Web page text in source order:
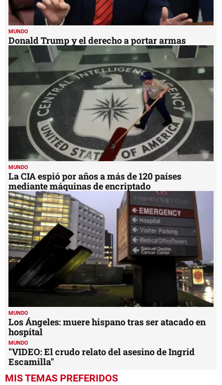
MUNDO
Donald Trump y el derecho a portar armas
MUNDO
La CIA espió por años a más de 120 países
mediante máquinas de encriptado
MUNDO
Los Ángeles: muere hispano tras ser atacado en
hospital
MUNDO
"VIDEO: El crudo relato del asesino de Ingrid
Escamilla"
MIS TEMAS PREFERIDOS